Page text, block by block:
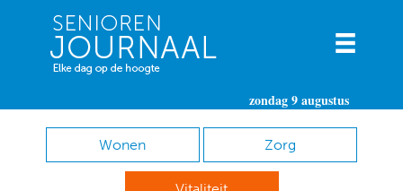
zondag 9 augustus
Wonen Zorg